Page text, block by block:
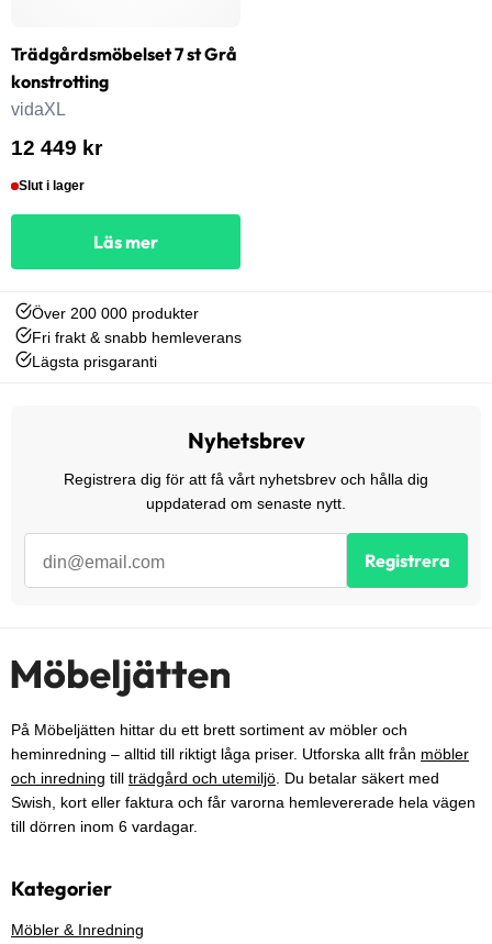
Trädgårdsmöbelset 7 st Grå
konstrotting
vidaXL
12 449 kr
Slut i lager
Läs mer
Över 200 000 produkter
Fri frakt & snabb hemleverans
Lägsta prisgaranti
Nyhetsbrev
Registrera dig för att få vårt nyhetsbrev och hålla dig
uppdaterad om senaste nytt.
Registrera
På Möbeljätten hittar du ett brett sortiment av möbler och
heminredning – alltid till riktigt låga priser. Utforska allt från möbler
och inredning till trädgård och utemiljö. Du betalar säkert med
Swish, kort eller faktura och får varorna hemlevererade hela vägen
till dörren inom 6 vardagar.
Kategorier
Möbler & Inredning